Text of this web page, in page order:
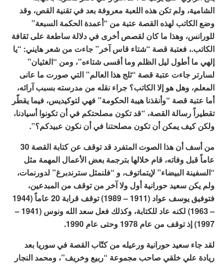
الشامية، ولم تكن هذه اللعبة معروفة بعد في تقنية القص، وقد
وضع الكاتب لهذه القصة عتبة من “أعمدة الحكمة السبعة”
للورانس، وهذا ما كان لقصص أخرى في دلالة ساطعة على ثقافة
الكاتب.، فعتبة قصة “شتاء قاس آخر” جاءت من شعر هايني: “يا
إلهي ما أطول ليل الظلم وما أقسى شتاءه”، ومن “الغثيان”
لسارتر جاءت عتبة قصة “ثلج هذا العالم” التي صورت ما عانى
المعلم، وهل هو إلا الكاتب؟ جراء نقله من مدرسته بسبب آرائه،
أما عتبة قصة “وأنقذنا هيبة الحكومة” فهي لتوكيديس، فيما يقطّر
تقطيراً رسالة القصة، “قد تكون مصلحتكم في أن تكونوا أسيادنا،
ولكن كيف يمكن أن تكون مصلحتنا في أن نكون عبيدكم؟”.
من أسف أن هذا الصوت المتفرد قد توقف عن كتابة القصة 30
عاماً قبل وفاته، قام خلالها بترجمة بعض الأعمال المهمة مثل
“السفينة البيضاء” لإيتماتوف، و “فلنمثل سترندبرغ” لدورنمات،
ولم يكن سعيد حورانية أول ولا آخر من توقف من المبدعين،
فتوفيق يوسف عواد (1911 – 1989) توقف قرابة 20 عاماً (1944
– 1963) لكنه عاد للكتابة، وكذلك فعل سعد الله ونوس (1941 –
1997) إذ توقف من عام 1978 وحتى عام 1990.
لقد جاء سعيد حورانية ورعيله من كتّاب القصة في سوريا بعد
ريادة علي خلقي صاحب مجموعة “ربيع وخريف”، ومحمد النجار